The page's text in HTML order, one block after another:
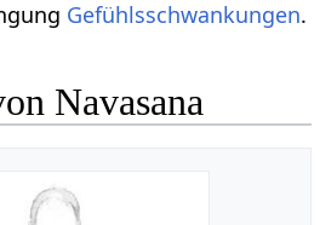
Gefühlsschwankungen.
Navasana